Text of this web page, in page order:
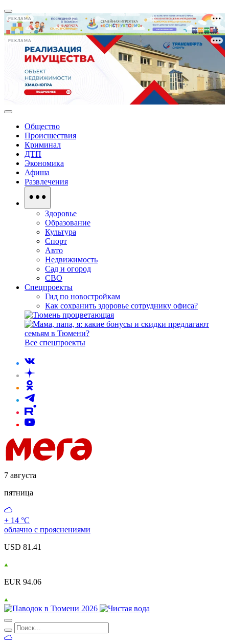
РЕКЛАМА
РЕКЛАМА
Общество
Происшествия
Криминал
ДТП
Экономика
Афиша
Развлечения
Здоровье
Образование
Культура
Спорт
Авто
Недвижимость
Сад и огород
СВО
Спецпроекты
Гид по новостройкам
Как сохранить здоровье сотруднику офиса?
Все спецпроекты
7 августа
пятница
+ 14 °С
облачно с прояснениями
USD 81.41
EUR 94.06